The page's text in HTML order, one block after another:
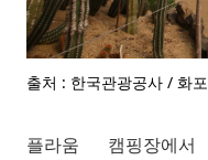
출처 : 한국관광공사 / 화
플라움 캠핑장